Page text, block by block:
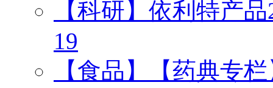
【科研】依利特产
19
【食品】【药典专